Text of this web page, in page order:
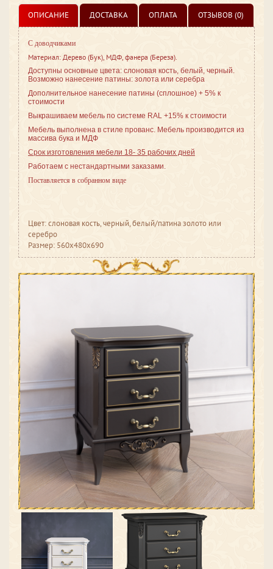
ОПИСАНИЕ ДОСТАВКА ОПЛАТА ОТЗЫВОВ (0)
С доводчиками
Материал: Дерево (Бук), МДФ, фанера (Береза).
Доступны основные цвета: слоновая кость, белый, черный.
Возможно нанесение патины: золота или серебра
Дополнительное нанесение патины (сплошное) + 5% к
стоимости
Выкрашиваем мебель по системе RAL +15% к стоимости
Мебель выполнена в стиле прованс. Мебель производится из
массива бука и МДФ
Срок изготовления мебели 18- 35 рабочих дней
Работаем с нестандартными заказами.
Поставляется в собранном виде
Цвет: слоновая кость, черный, белый/патина золото или
серебро
Размер: 560x480x690